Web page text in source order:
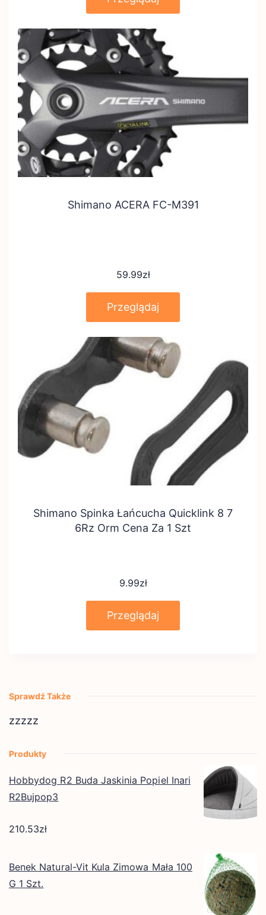
Shimano ACERA FC-M391
59.99zł
Przeglądaj
Shimano Spinka Łańcucha Quicklink 8 7
6Rz Orm Cena Za 1 Szt
9.99zł
Przeglądaj
Sprawdź Także
zzzzz
Produkty
Hobbydog R2 Buda Jaskinia Popiel Inari
R2Bujpop3
210.53zł
Benek Natural-Vit Kula Zimowa Mała 100
G 1 Szt.